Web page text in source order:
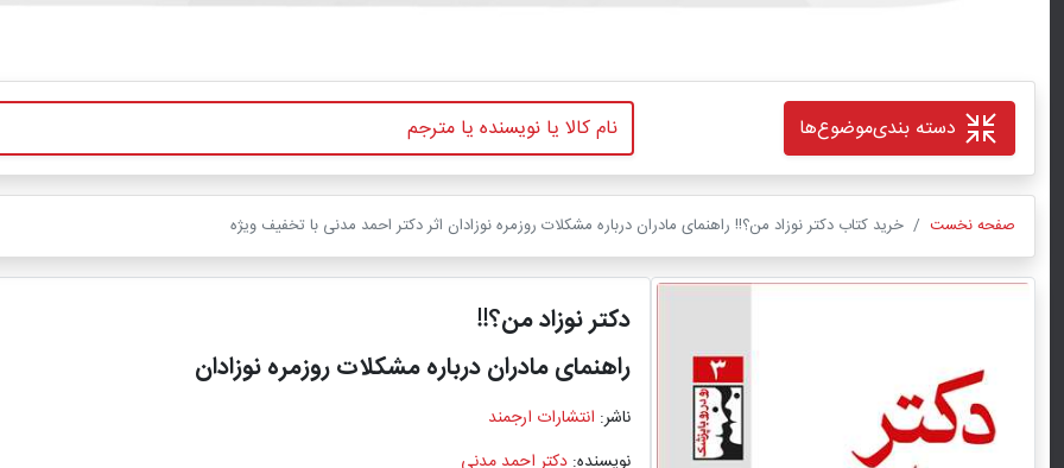
دسته بندیموضوع‌ها
صفحه نخست خرید کتاب دکتر نوزاد من؟!! راهنمای مادران درباره مشکلات روزمره نوزادان اثر دکتر احمد مدنی با تخفیف ویژه
دکتر نوزاد من؟!!
راهنمای مادران درباره مشکلات روزمره نوزادان
ناشر: انتشارات ارجمند
نویسنده: دکتر احمد مدنی